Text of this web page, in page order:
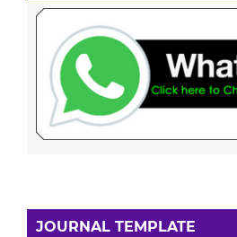
JOURNAL TEMPLATE